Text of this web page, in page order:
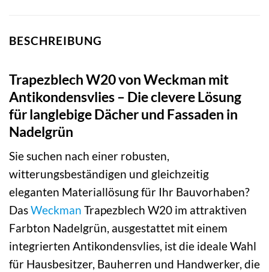
BESCHREIBUNG
Trapezblech W20 von Weckman mit
Antikondensvlies – Die clevere Lösung
für langlebige Dächer und Fassaden in
Nadelgrün
Sie suchen nach einer robusten,
witterungsbeständigen und gleichzeitig
eleganten Materiallösung für Ihr Bauvorhaben?
DasWeckman Trapezblech W20 im attraktiven
Farbton Nadelgrün, ausgestattet mit einem
integrierten Antikondensvlies, ist die ideale Wahl
für Hausbesitzer, Bauherren und Handwerker, die